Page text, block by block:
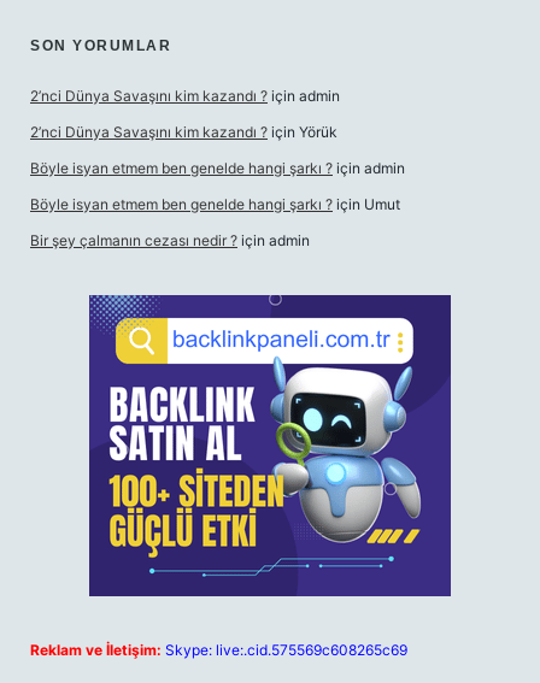
SON YORUMLAR
2’nci Dünya Savaşını kim kazandı ? için admin
2’nci Dünya Savaşını kim kazandı ? için Yörük
Böyle isyan etmem ben genelde hangi şarkı ? için admin
Böyle isyan etmem ben genelde hangi şarkı ? için Umut
Bir şey çalmanın cezası nedir ? için admin
Reklam ve İletişim: Skype: live:.cid.575569c608265c69